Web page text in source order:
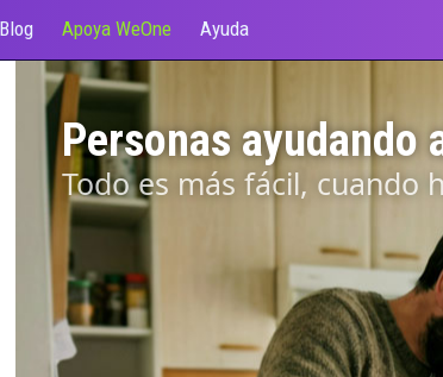
Blog Apoya WeOne Ayuda
Personas ayudando
Todo es más fácil, cuando